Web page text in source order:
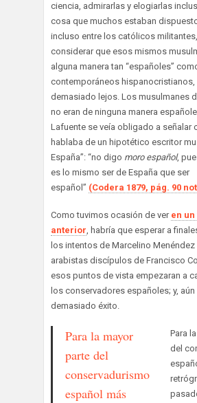
ciencia, admirarlas y elogiarlas
cosa que muchos estaban
incluso entre los católicos
considerar que esos mismos
alguna manera tan “españoles”
contemporáneos hispanocristianos,
demasiado lejos. Los musulmanes
no eran de ninguna manera
Lafuente se veía obligado a señalar
hablaba de un hipotético escritor
España”: “no digo moro español,
es lo mismo ser de España que ser
español” (Codera 1879, pág. 90
Como tuvimos ocasión de ver en
anterior, habría que esperar a
los intentos de Marcelino Menéndez
arabistas discípulos de Francisco
esos puntos de vista empezaran a
los conservadores españoles; y, aún
demasiado éxito.
Para la mayor
parte del
conservadurismo
español más
Para
del